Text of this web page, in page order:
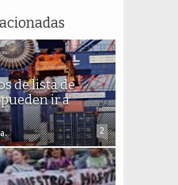
de lista de
ir a
2